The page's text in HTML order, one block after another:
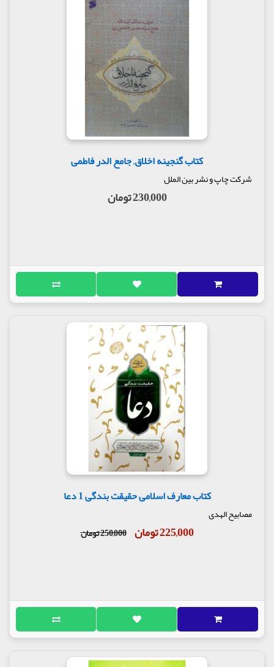
کتاب گنجینه اخلاق, جامع الدر فاطمی
شرکت چاپ و نشر بین الملل
230,000 تومان
کتاب معارف اسلامی حقیقت بندگی 1 دعا
مصابیح الهدی
225,000 تومان 250,000 تومان